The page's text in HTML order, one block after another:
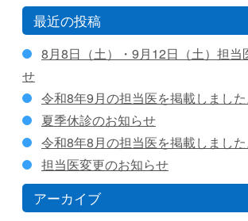
最近の投稿
8月8日（土）・9月12日（土）担当
せ
令和8年9月の担当医を掲載しました
夏季休診のお知らせ
令和8年8月の担当医を掲載しました
担当医変更のお知らせ
アーカイブ